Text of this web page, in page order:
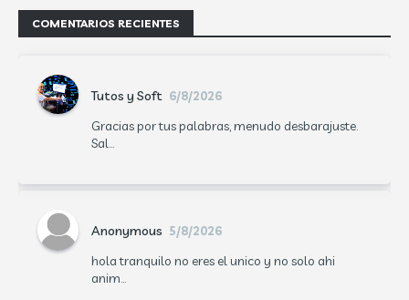
COMENTARIOS RECIENTES
Tutos y Soft 6/8/2026
Gracias por tus palabras, menudo desbarajuste.
Sal...
Anonymous 5/8/2026
hola tranquilo no eres el unico y no solo ahi
anim...